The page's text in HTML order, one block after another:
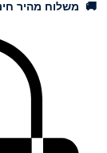
🚚 משלוח מהיר חינם